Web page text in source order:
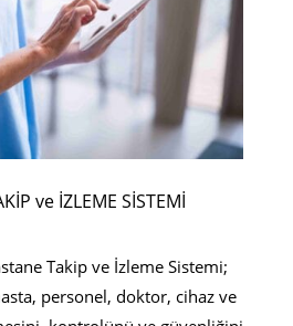
ve İZLEME SİSTEMİ
Takip ve İzleme Sistemi;
personel, doktor, cihaz ve